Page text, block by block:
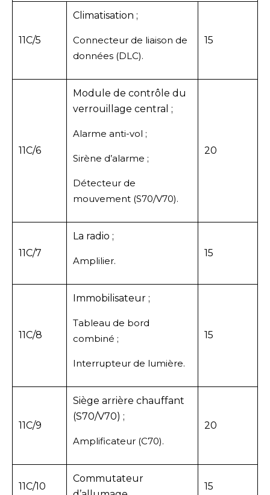
11C/5
Climatisation ;
Connecteur de liaison de
données (DLC).
15
11C/6
Module de contrôle du
verrouillage central ;
Alarme anti-vol ;
Sirène d’alarme ;
Détecteur de
mouvement (S70/V70).
20
11C/7
La radio ;
Amplilier.
15
11C/8
Immobilisateur ;
Tableau de bord
combiné ;
Interrupteur de lumière.
15
11C/9
Siège arrière chauffant
(S70/V70) ;
Amplificateur (C70).
20
11C/10
Commutateur
15